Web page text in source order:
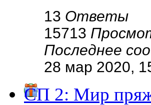
13 Ответы
15713
Последнее
28 мар 2020,
СП 2: Мир